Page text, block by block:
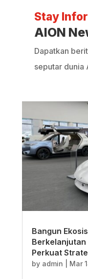
Stay
AION
Dapatkan
seputar dunia
Bangun
Berkelanjutan
Perkuat
by admin Mar